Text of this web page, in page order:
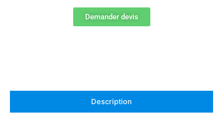
Demander devis
Description